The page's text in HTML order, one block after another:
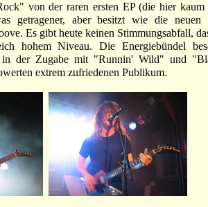
von der raren ersten EP (die hier kaum
getragener, aber besitzt wie die neuen
Es gibt heute keinen Stimmungsabfall,
hohem Niveau. Die Energiebündel
in der Zugabe mit "Runnin' Wild" und
extrem zufriedenen Publikum.